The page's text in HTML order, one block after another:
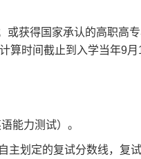
或获得国家承认的高职高
算时间截止到入学当年9月
能力测试）。
主划定的复试分数线，复